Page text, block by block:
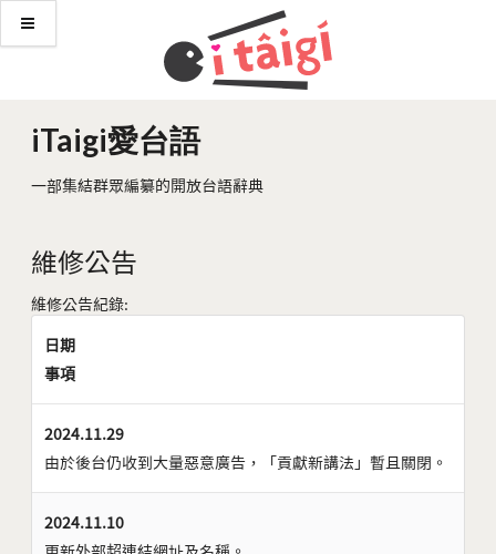
iTaigi愛台語
一部集結群眾編纂的開放台語辭典
維修公告
維修公告紀錄:
日期
事項
2024.11.29
由於後台仍收到大量惡意廣告，「貢獻新講法」暫且關閉。
2024.11.10